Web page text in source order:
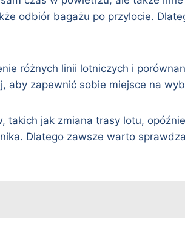
odbiór bagażu po przylocie.
różnych linii lotniczych i
aby zapewnić sobie miejsce na
jak zmiana trasy lotu,
Dlatego zawsze warto